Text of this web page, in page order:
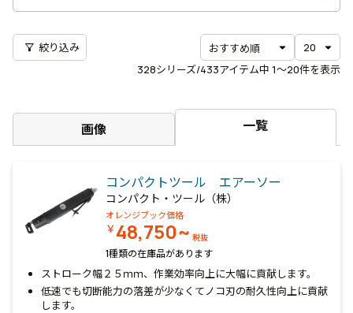
328シリーズ/433アイテム中 1〜20件を表示
filter_alt 絞り込み
画像 一覧
コンパクトツール エアーソー
コンパクト・ツール（株）
オレンジブック価格
￥48,750~ 税抜
1種類の在庫品があります
ストローク幅２５ｍｍ、作業効率向上に大幅に貢献します。
低速でも切断能力の落差が少なくてノコ刃の耐久性向上に貢献
します。